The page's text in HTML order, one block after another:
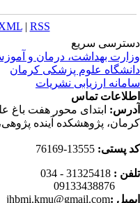
XML |RSS
سریع
بهداشت، درمان و
علوم پزشکی کرمان
ارزیابی نشریات
تماس
ابتدای محور هفت باغ
پژوهشکده آینده
پستی: 13555-76169
:
31325418 - 034
:
jhbmi.kmu@gmail.com